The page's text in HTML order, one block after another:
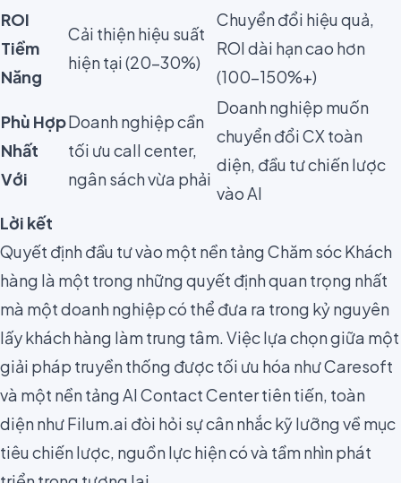
ROI
Tiềm
Năng
Cải thiện hiệu suất
hiện tại (20-30%)
Chuyển đổi hiệu quả,
ROI dài hạn cao hơn
(100-150%+)
Phù Hợp
Nhất
Với
Doanh nghiệp cần
tối ưu call center,
ngân sách vừa phải
Doanh nghiệp muốn
chuyển đổi CX toàn
diện, đầu tư chiến lược
vào AI
Lời kết
Quyết định đầu tư vào một nền tảng Chăm sóc Khách
hàng là một trong những quyết định quan trọng nhất
mà một doanh nghiệp có thể đưa ra trong kỷ nguyên
lấy khách hàng làm trung tâm. Việc lựa chọn giữa một
giải pháp truyền thống được tối ưu hóa như Caresoft
và một nền tảng AI Contact Center tiên tiến, toàn
diện như Filum.ai đòi hỏi sự cân nhắc kỹ lưỡng về mục
tiêu chiến lược, nguồn lực hiện có và tầm nhìn phát